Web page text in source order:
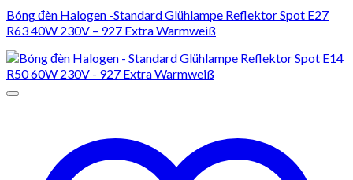
Bóng đèn Halogen -Standard Glühlampe Reflektor Spot E27
R63 40W 230V – 927 Extra Warmweiß